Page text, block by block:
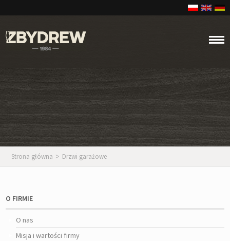
Strona główna > Drzwi garażowe
O FIRMIE
O nas
Misja i wartości firmy